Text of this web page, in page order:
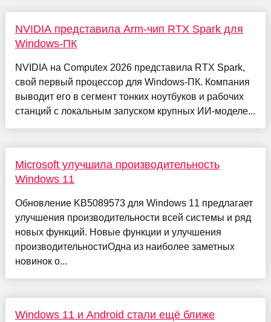
NVIDIA представила Arm-чип RTX Spark для
Windows-ПК
NVIDIA на Computex 2026 представила RTX Spark,
свой первый процессор для Windows-ПК. Компания
выводит его в сегмент тонких ноутбуков и рабочих
станций с локальным запуском крупных ИИ-моделе...
Microsoft улучшила производительность
Windows 11
Обновление KB5089573 для Windows 11 предлагает
улучшения производительности всей системы и ряд
новых функций. Новые функции и улучшения
производительностиОдна из наиболее заметных
новинок о...
Windows 11 и Android стали ещё ближе